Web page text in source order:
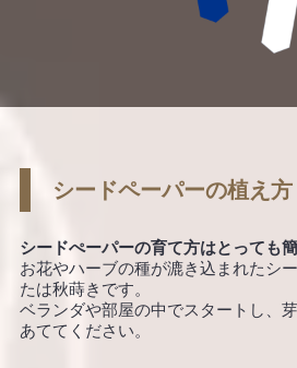
シードペーパーの植え方
シードぺーパーの育て方はとっても
お花やハーブの種が漉き込まれたシ
たは秋蒔きです。
ベランダや部屋の中でスタートし、
あててください。